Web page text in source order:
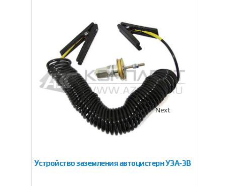
Устройство заземления автоцистерн УЗА-3В
Next